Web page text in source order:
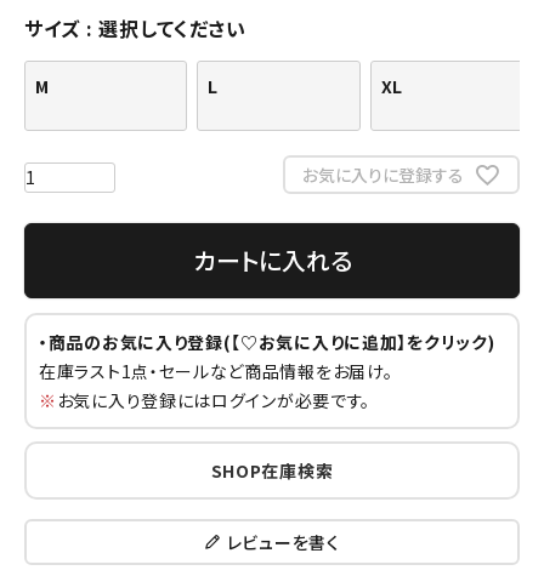
サイズ 選択してください
M L XL
お気に入りに登録する
カートに入れる
・商品のお気に入り登録(【♡お気に入りに追加】をクリック)
在庫ラスト1点・セールなど商品情報をお届け。
※ お気に入り登録にはログインが必要です。
SHOP在庫検索
レビューを書く